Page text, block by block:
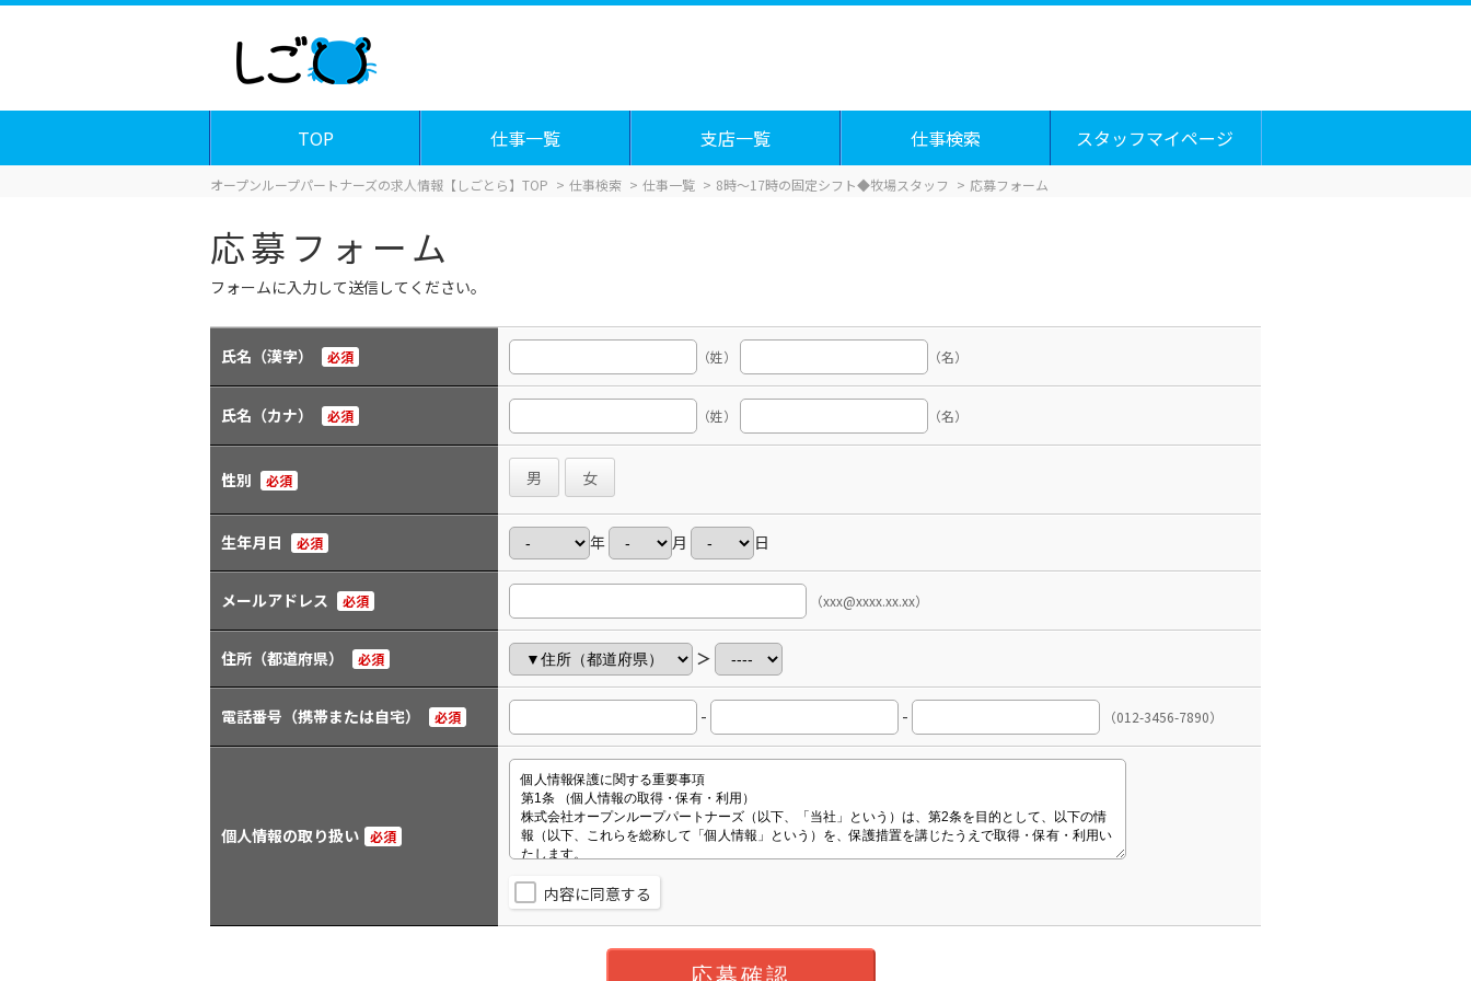
TOP 仕事一覧 支店一覧 仕事検索 スタッフマイページ
オープンループパートナーズの求人情報【しごとら】TOP 仕事検索 仕事一覧 8時～17時の固定シフト◆牧場スタッフ 応募フォーム
応募フォーム
フォームに入力して送信してください。
氏名（漢字） 必須 （姓） （名）
氏名（カナ） 必須 （姓） （名）
性別 必須 男 女
生年月日 必須 年 月 日
メールアドレス 必須 （xxx@xxxx.xx.xx）
住所（都道府県） 必須 ＞
電話番号（携帯または自宅） 必須 - - （012-3456-7890）
個人情報の取り扱い 必須
内容に同意する